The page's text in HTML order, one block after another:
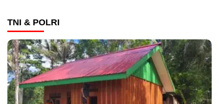
TNI & POLRI